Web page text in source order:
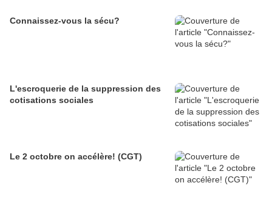
Connaissez-vous la sécu?
L'escroquerie de la suppression des
cotisations sociales
Le 2 octobre on accélère! (CGT)